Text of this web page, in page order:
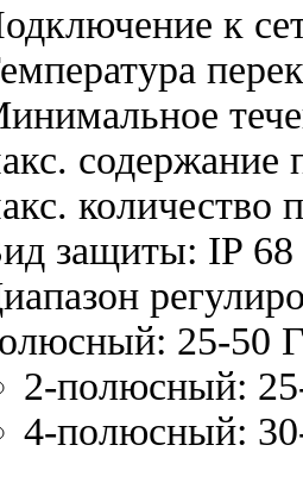
к
содержание
количество
защиты: IP 68
25-50
2-полюсный:
4-полюсный: